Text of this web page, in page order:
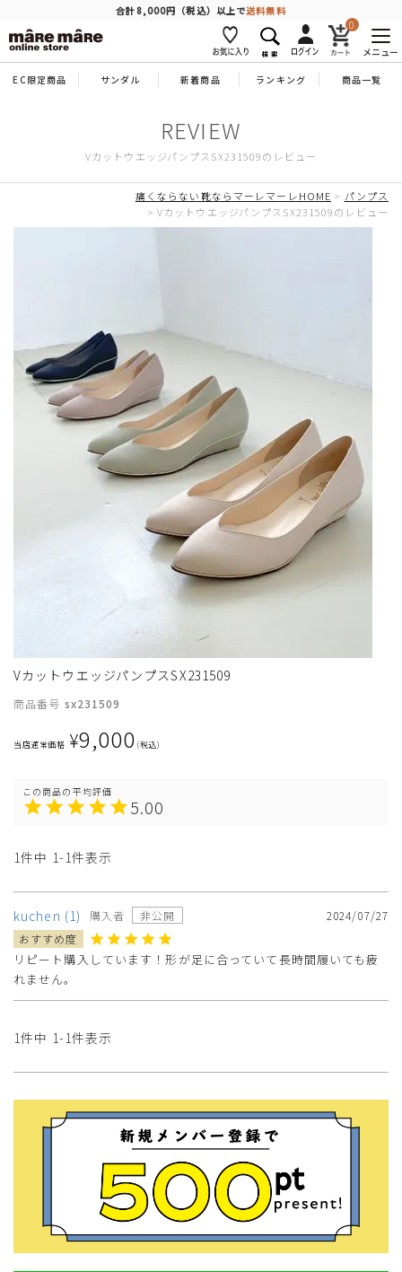
合計8,000円（税込）以上で送料無料
0
メニュー
EC限定商品 サンダル 新着商品 ランキング 商品一覧
VカットウエッジパンプスSX231509のレビュー
痛くならない靴ならマーレマーレHOME
パンプス
VカットウエッジパンプスSX231509のレビュー
VカットウエッジパンプスSX231509
商品番号 sx231509
当店通常価格 ¥9,000 税込
5.00
1件中 1-1件表示
kuchen 1 購入者 非公開 2024/07/27
リピート購入しています！形が足に合っていて長時間履いても疲
れません。
1件中 1-1件表示
商品を探す
カラー
サイズ
ヒールの高さ
絞り込んで検索する